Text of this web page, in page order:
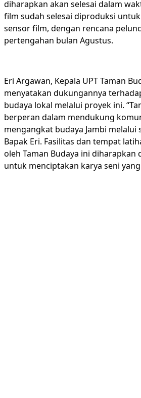
diharapkan akan selesai dalam
film sudah selesai diproduksi
sensor film, dengan rencana
pertengahan bulan Agustus.
Eri Argawan, Kepala UPT Taman
menyatakan dukungannya
budaya lokal melalui proyek ini.
berperan dalam mendukung
mengangkat budaya Jambi melalui
Bapak Eri. Fasilitas dan tempat
oleh Taman Budaya ini diharapkan
untuk menciptakan karya seni